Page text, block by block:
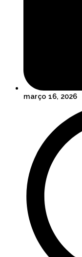
março 16, 2026